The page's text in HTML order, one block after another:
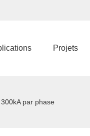
Projets
par phase